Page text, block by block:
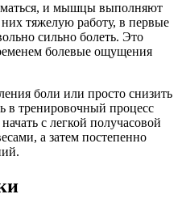
и мышцы выполняют
тяжелую работу, в первые
сильно болеть. Это
болевые ощущения
боли или просто снизить
в тренировочный процесс
с легкой получасовой
а затем постепенно